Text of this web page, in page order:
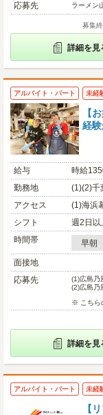
応募先
ラーメン
募集
詳細を見
アルバイト・パート 未経
【
経
給与
時給
勤務地
(1)(2)千
アクセス
(1)海浜
シフト
週2日以
時間帯
早朝
面接地
応募先
(1)広島乃
(2)広島乃
※ こちら
詳細を見
アルバイト・パート 未経
【